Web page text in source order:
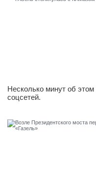
Несколько минут об
соцсетей.